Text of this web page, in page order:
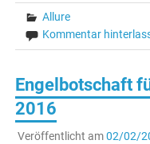
Allure
Kommentar
Engelbotschaft
2016
Veröffentlicht am02/02/